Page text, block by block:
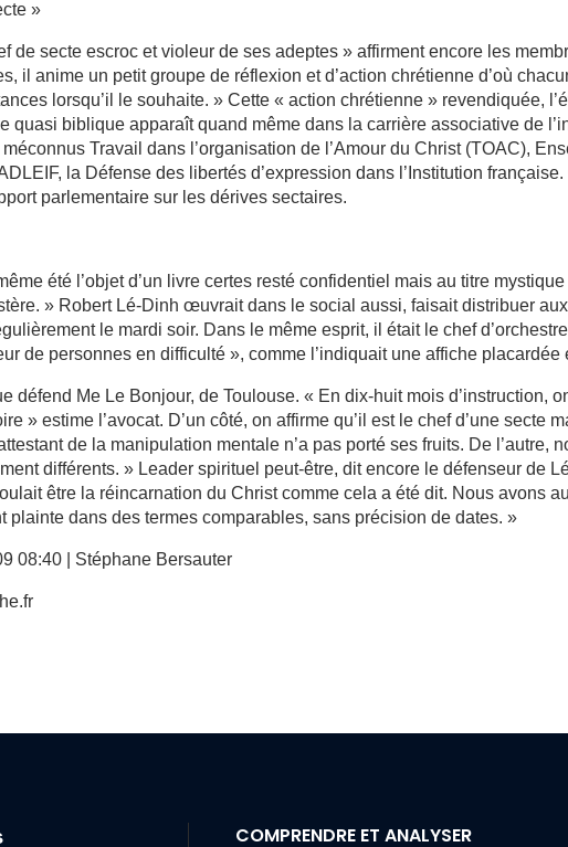
»
de secte escroc et violeur de ses adeptes » affirment encore les
il anime un petit groupe de réflexion et d’action chrétienne d’où
lorsqu’il le souhaite. » Cette « action chrétienne » revendiquée,
quasi biblique apparaît quand même dans la carrière associative de
Travail dans l’organisation de l’Amour du Christ (TOAC),
la Défense des libertés d’expression dans l’Institution
parlementaire sur les dérives sectaires.
été l’objet d’un livre certes resté confidentiel mais au titre
» Robert Lé-Dinh œuvrait dans le social aussi, faisait distribuer
le mardi soir. Dans le même esprit, il était le chef
de personnes en difficulté », comme l’indiquait une affiche placardée
défend Me Le Bonjour, de Toulouse. « En dix-huit mois d’instruction,
» estime l’avocat. D’un côté, on affirme qu’il est le chef d’une secte
de la manipulation mentale n’a pas porté ses fruits. De l’autre,
différents. » Leader spirituel peut-être, dit encore le défenseur de
être la réincarnation du Christ comme cela a été dit. Nous avons
plainte dans des termes comparables, sans précision de dates. »
08:40 | Stéphane Bersauter
COMPRENDRE ET ANALYSER